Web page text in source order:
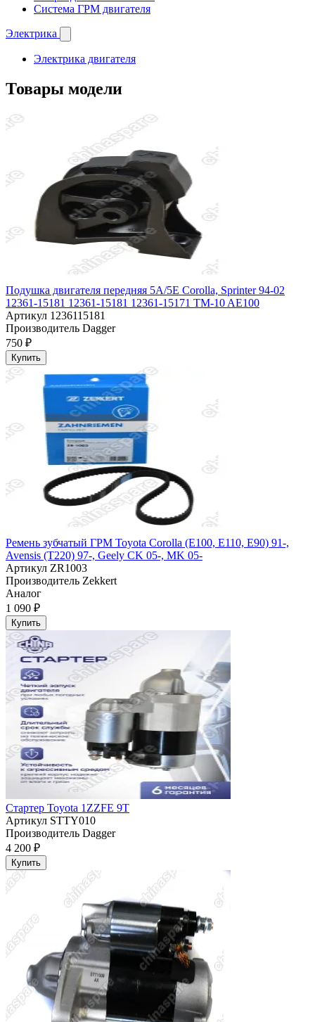
Система ГРМ двигателя
Электрика
Электрика двигателя
Товары модели
Подушка двигателя передняя 5A/5E Corolla, Sprinter 94-02
12361-15181 12361-15181 12361-15171 TM-10 AE100
Артикул 1236115181
Производитель Dagger
750 ₽
Купить
Ремень зубчатый ГРМ Toyota Corolla (E100, E110, E90) 91-,
Avensis (T220) 97-, Geely CK 05-, MK 05-
Артикул ZR1003
Производитель Zekkert
Аналог
1 090 ₽
Купить
Стартер Toyota 1ZZFE 9T
Артикул STTY010
Производитель Dagger
4 200 ₽
Купить